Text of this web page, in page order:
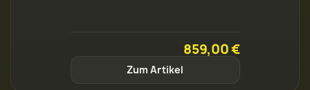
859,00 €
Zum Artikel